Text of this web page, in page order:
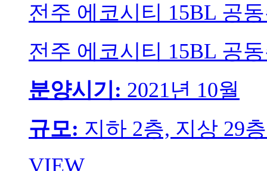
전주 에코시티 15BL 공
전주 에코시티 15BL 공
분양시기: 2021년 10월
규모: 지하 2층, 지상 29
VIEW